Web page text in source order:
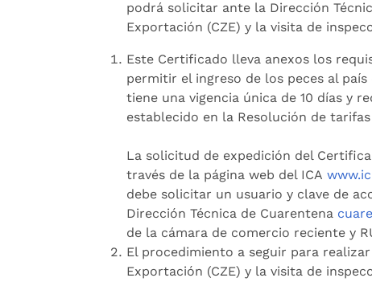
podrá solicitar ante la Dirección
Exportación (CZE) y la visita de
Este Certificado lleva anexos los
permitir el ingreso de los peces al
tiene una vigencia única de 10 días y
establecido en la Resolución de
La solicitud de expedición del
través de la página web del ICA
debe solicitar un usuario y clave de
Dirección Técnica de Cuarentena
de la cámara de comercio reciente y
El procedimiento a seguir para
Exportación (CZE) y la visita de